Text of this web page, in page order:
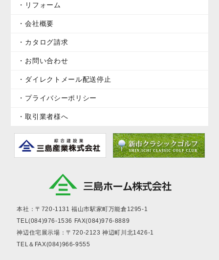
リフォーム
会社概要
カタログ請求
お問い合わせ
ダイレクトメール配送停止
プライバシーポリシー
取引業者様へ
本社：〒720-1131福山市駅家町万能倉1295-1
TEL(084)976-1536 FAX(084)976-8889
神辺住宅展示場：〒720-2123神辺町川北1426-1
TEL＆FAX(084)966-9555